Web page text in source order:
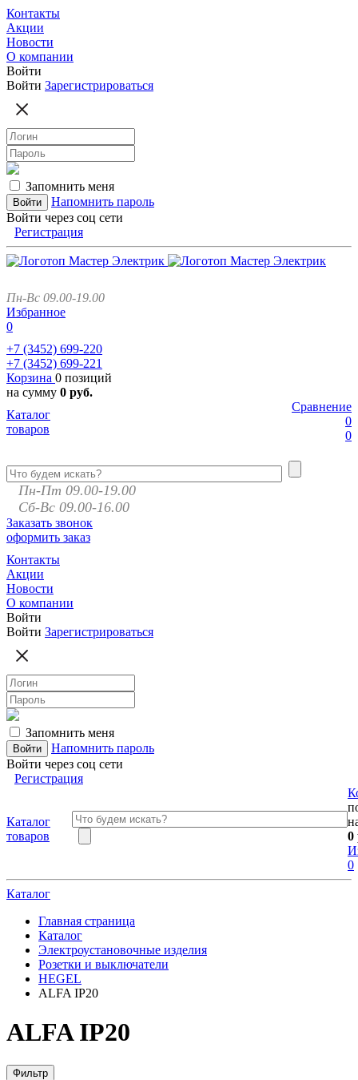
Контакты
Акции
Новости
О компании
Войти
Войти Зарегистрироваться
Запомнить меня
Напомнить пароль
Войти через соц сети
Регистрация
Пн-Вс 09.00-19.00
Избранное
0
+7 (3452) 699-220
+7 (3452) 699-221
Корзина 0 позиций
на сумму 0 руб.
Сравнение
0
0
Каталог
товаров
Пн-Пт 09.00-19.00
Сб-Вс 09.00-16.00
Заказать звонок
оформить заказ
Контакты
Акции
Новости
О компании
Войти
Войти Зарегистрироваться
Запомнить меня
Напомнить пароль
Войти через соц сети
Регистрация
Каталог
товаров
0
0
Каталог
Главная страница
Каталог
Электроустановочные изделия
Розетки и выключатели
HEGEL
ALFA IP20
ALFA IP20
Фильтр